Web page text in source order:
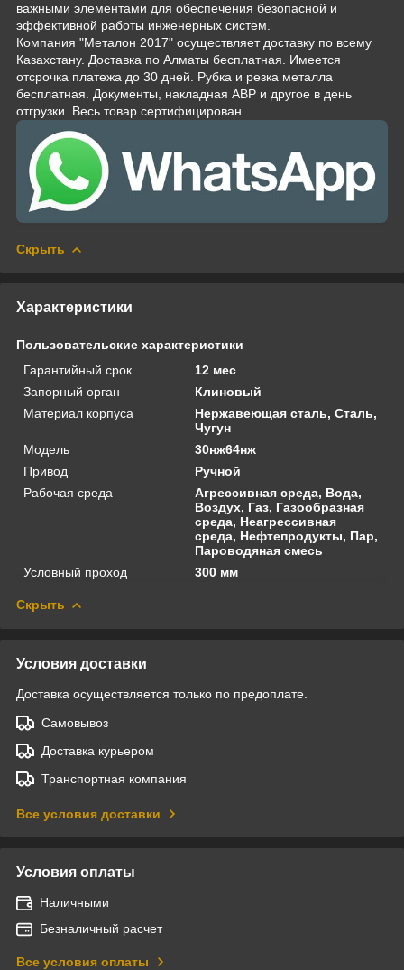
важными элементами для обеспечения безопасной и
эффективной работы инженерных систем.
Компания "Металон 2017" осуществляет доставку по всему
Казахстану. Доставка по Алматы бесплатная. Имеется
отсрочка платежа до 30 дней. Рубка и резка металла
бесплатная. Документы, накладная АВР и другое в день
отгрузки. Весь товар сертифицирован.
Скрыть
Характеристики
Пользовательские характеристики
Гарантийный срок
12 мес
Запорный орган
Клиновый
Материал корпуса
Нержавеющая сталь, Сталь,
Чугун
Модель
30нж64нж
Привод
Ручной
Рабочая среда
Агрессивная среда, Вода,
Воздух, Газ, Газообразная
среда, Неагрессивная
среда, Нефтепродукты, Пар,
Пароводяная смесь
Условный проход
300 мм
Скрыть
Условия доставки
Доставка осуществляется только по предоплате.
Самовывоз
Доставка курьером
Транспортная компания
Все условия доставки
Условия оплаты
Наличными
Безналичный расчет
Все условия оплаты